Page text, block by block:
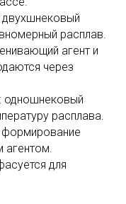
двухшнековый
расплав.
агент и
через
одношнековый
расплава.
формирование
агентом.
для